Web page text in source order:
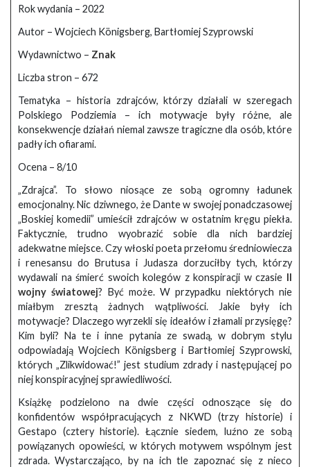
Rok wydania – 2022
Autor – Wojciech Königsberg, Bartłomiej Szyprowski
Wydawnictwo – Znak
Liczba stron – 672
Tematyka – historia zdrajców, którzy działali w szeregach
Polskiego Podziemia – ich motywacje były różne, ale
konsekwencje działań niemal zawsze tragiczne dla osób, które
padły ich ofiarami.
Ocena – 8/10
„Zdrajca”. To słowo niosące ze sobą ogromny ładunek
emocjonalny. Nic dziwnego, że Dante w swojej ponadczasowej
„Boskiej komedii” umieścił zdrajców w ostatnim kręgu piekła.
Faktycznie, trudno wyobrazić sobie dla nich bardziej
adekwatne miejsce. Czy włoski poeta przełomu średniowiecza
i renesansu do Brutusa i Judasza dorzuciłby tych, którzy
wydawali na śmierć swoich kolegów z konspiracji w czasie II
wojny światowej? Być może. W przypadku niektórych nie
miałbym zresztą żadnych wątpliwości. Jakie były ich
motywacje? Dlaczego wyrzekli się ideałów i złamali przysięgę?
Kim byli? Na te i inne pytania ze swadą, w dobrym stylu
odpowiadają Wojciech Königsberg i Bartłomiej Szyprowski,
których „Zlikwidować!” jest studium zdrady i następującej po
niej konspiracyjnej sprawiedliwości.
Książkę podzielono na dwie części odnoszące się do
konfidentów współpracujących z NKWD (trzy historie) i
Gestapo (cztery historie). Łącznie siedem, luźno ze sobą
powiązanych opowieści, w których motywem wspólnym jest
zdrada. Wystarczająco, by na ich tle zapoznać się z nieco